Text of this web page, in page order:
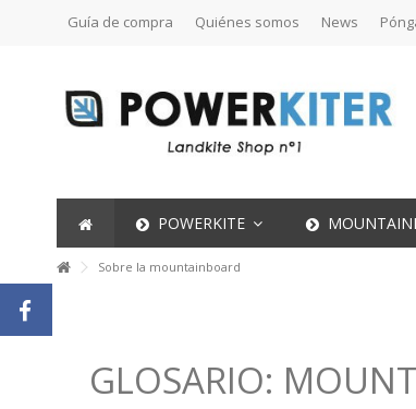
Guía de compra Quiénes somos News
POWERKITE
Sobre la mountainboard
GLOSARIO: